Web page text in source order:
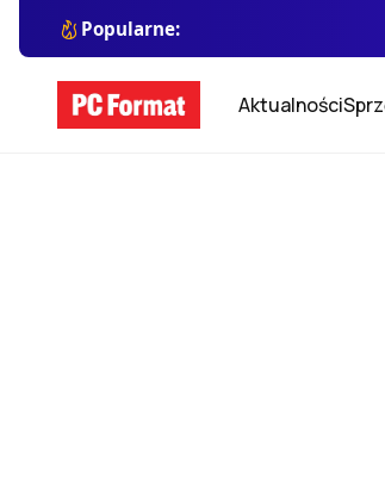
Popularne:
Aktualności